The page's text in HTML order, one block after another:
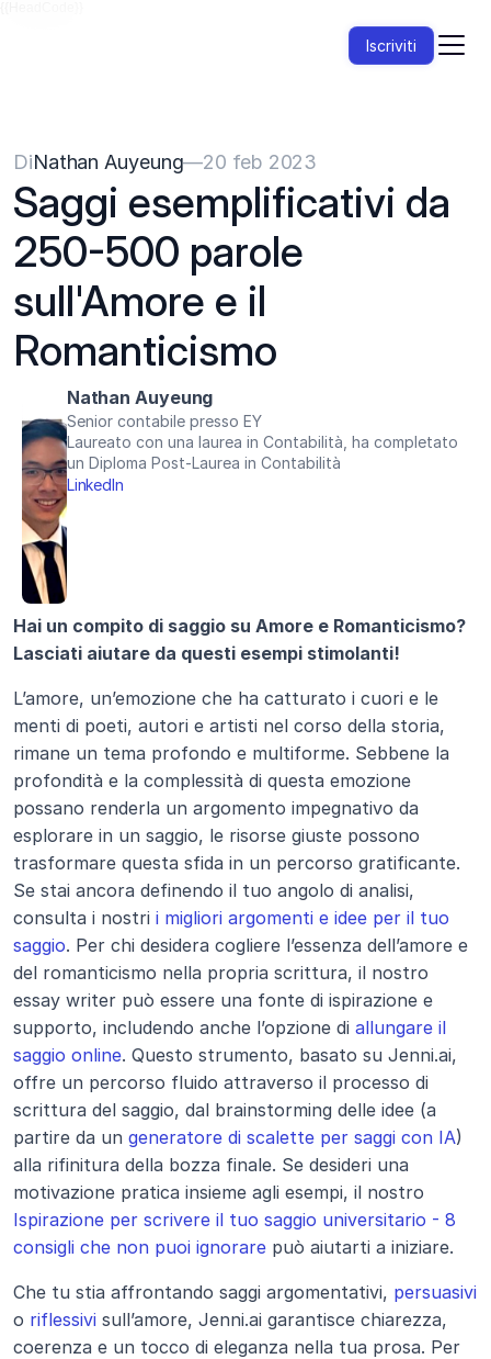
Iscriviti
DiNathan Auyeung—20 feb 2023
Saggi esemplificativi da
250-500 parole
sull'Amore e il
Romanticismo
Nathan Auyeung
Senior contabile presso EY
Laureato con una laurea in Contabilità, ha completato
un Diploma Post-Laurea in Contabilità
LinkedIn
Hai un compito di saggio su Amore e Romanticismo?
Lasciati aiutare da questi esempi stimolanti!
L’amore, un’emozione che ha catturato i cuori e le
menti di poeti, autori e artisti nel corso della storia,
rimane un tema profondo e multiforme. Sebbene la
profondità e la complessità di questa emozione
possano renderla un argomento impegnativo da
esplorare in un saggio, le risorse giuste possono
trasformare questa sfida in un percorso gratificante.
Se stai ancora definendo il tuo angolo di analisi,
consulta i nostri i migliori argomenti e idee per il tuo
saggio. Per chi desidera cogliere l’essenza dell’amore e
del romanticismo nella propria scrittura, il nostro
essay writer può essere una fonte di ispirazione e
supporto, includendo anche l’opzione di allungare il
saggio online. Questo strumento, basato su Jenni.ai,
offre un percorso fluido attraverso il processo di
scrittura del saggio, dal brainstorming delle idee (a
partire da un generatore di scalette per saggi con IA)
alla rifinitura della bozza finale. Se desideri una
Ispirazione per scrivere il tuo saggio universitario - 8
consigli che non puoi ignorare può aiutarti a iniziare.
Che tu stia affrontando saggi argomentativi, persuasivi
o riflessivi sull’amore, Jenni.ai garantisce chiarezza,
coerenza e un tocco di eleganza nella tua prosa. Per